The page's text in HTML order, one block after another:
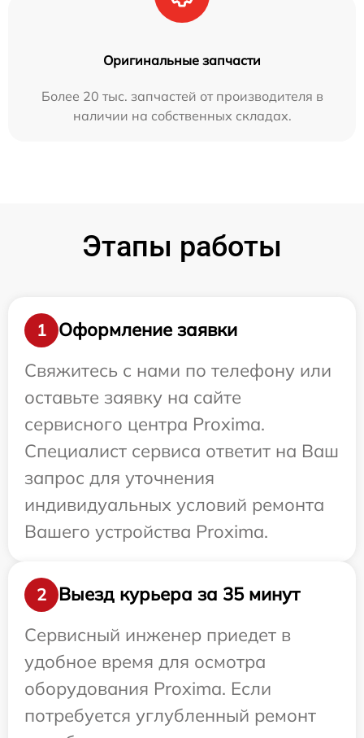
Оригинальные запчасти
Более 20 тыс. запчастей от производителя в
наличии на собственных складах.
Этапы работы
1
Оформление заявки
Свяжитесь с нами по телефону или
оставьте заявку на сайте
сервисного центра Proxima.
Специалист сервиса ответит на Ваш
запрос для уточнения
индивидуальных условий ремонта
Вашего устройства Proxima.
2
Выезд курьера за 35 минут
Сервисный инженер приедет в
удобное время для осмотра
оборудования Proxima. Если
потребуется углубленный ремонт